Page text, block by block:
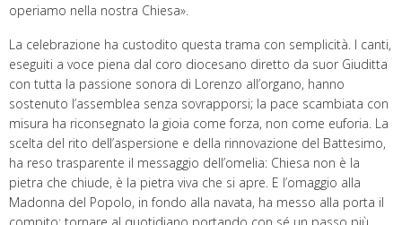
operiamo nella nostra Chiesa».
La celebrazione ha custodito questa trama con semplicità. I canti,
eseguiti a voce piena dal coro diocesano diretto da suor Giuditta
con tutta la passione sonora di Lorenzo all’organo, hanno
sostenuto l’assemblea senza sovrapporsi; la pace scambiata con
misura ha riconsegnato la gioia come forza, non come euforia. La
scelta del rito dell’aspersione e della rinnovazione del Battesimo,
ha reso trasparente il messaggio dell’omelia: Chiesa non è la
pietra che chiude, è la pietra viva che si apre. E l’omaggio alla
Madonna del Popolo, in fondo alla navata, ha messo alla porta il